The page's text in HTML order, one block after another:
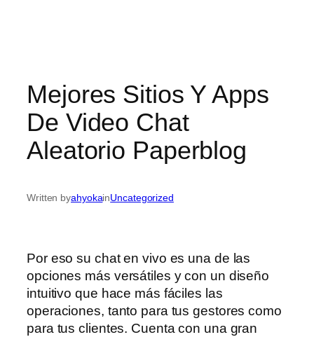
Mejores Sitios Y Apps
De Video Chat
Aleatorio Paperblog
Written byahyokainUncategorized
Por eso su chat en vivo es una de las
opciones más versátiles y con un diseño
intuitivo que hace más fáciles las
operaciones, tanto para tus gestores como
para tus clientes. Cuenta con una gran